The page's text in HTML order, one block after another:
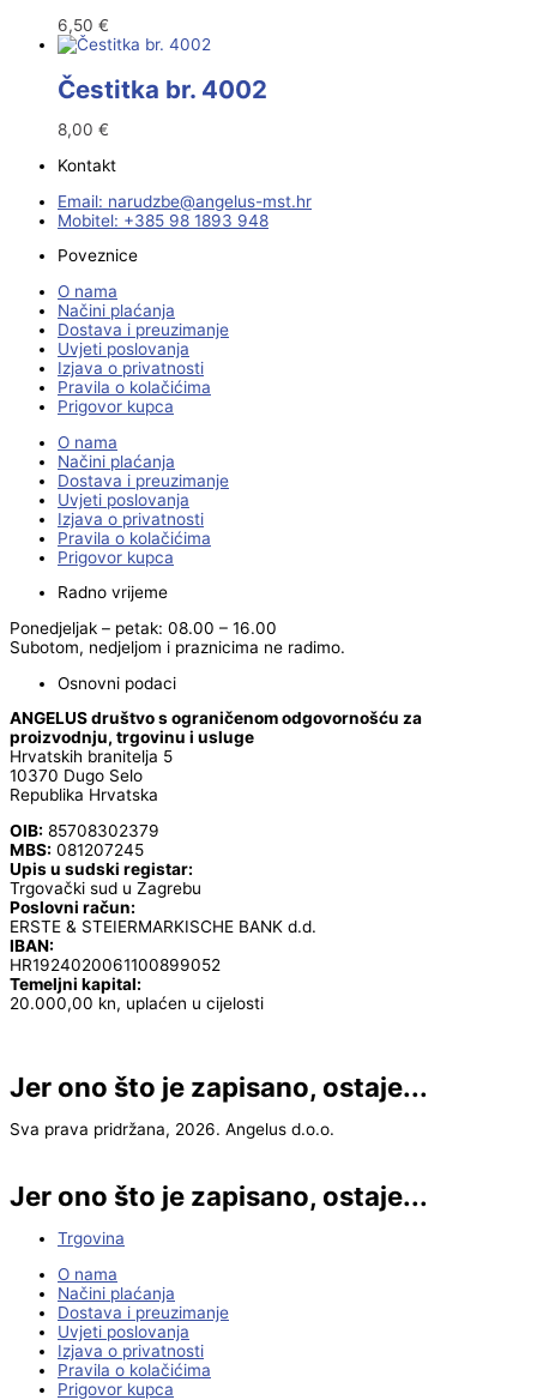
6,50 €
Čestitka br. 4002
8,00 €
Kontakt
Email:
rh.tsm-sulegna
@ebzduran
Mobitel: +385 98 1893 948
Poveznice
O nama
Načini plaćanja
Dostava i preuzimanje
Uvjeti poslovanja
Izjava o privatnosti
Pravila o kolačićima
Prigovor kupca
O nama
Načini plaćanja
Dostava i preuzimanje
Uvjeti poslovanja
Izjava o privatnosti
Pravila o kolačićima
Prigovor kupca
Radno vrijeme
Ponedjeljak – petak: 08.00 – 16.00
Subotom, nedjeljom i praznicima ne radimo.
Osnovni podaci
ANGELUS društvo s ograničenom odgovornošću za
proizvodnju, trgovinu i usluge
Hrvatskih branitelja 5
10370 Dugo Selo
Republika Hrvatska
OIB: 85708302379
MBS: 081207245
Upis u sudski registar:
Trgovački sud u Zagrebu
Poslovni račun:
ERSTE & STEIERMARKISCHE BANK d.d.
IBAN:
HR1924020061100899052
Temeljni kapital:
20.000,00 kn, uplaćen u cijelosti
Jer ono što je zapisano, ostaje...
Sva prava pridržana, 2026. Angelus d.o.o.
Jer ono što je zapisano, ostaje...
Trgovina
O nama
Načini plaćanja
Dostava i preuzimanje
Uvjeti poslovanja
Izjava o privatnosti
Pravila o kolačićima
Prigovor kupca